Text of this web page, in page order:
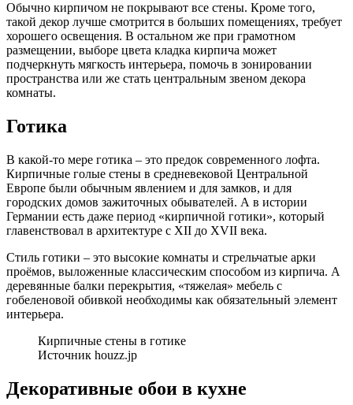
Обычно кирпичом не покрывают все стены. Кроме того,
такой декор лучше смотрится в больших помещениях, требует
хорошего освещения. В остальном же при грамотном
размещении, выборе цвета кладка кирпича может
подчеркнуть мягкость интерьера, помочь в зонировании
пространства или же стать центральным звеном декора
комнаты.
Готика
В какой-то мере готика – это предок современного лофта.
Кирпичные голые стены в средневековой Центральной
Европе были обычным явлением и для замков, и для
городских домов зажиточных обывателей. А в истории
Германии есть даже период «кирпичной готики», который
главенствовал в архитектуре с XII до XVII века.
Стиль готики – это высокие комнаты и стрельчатые арки
проёмов, выложенные классическим способом из кирпича. А
деревянные балки перекрытия, «тяжелая» мебель с
гобеленовой обивкой необходимы как обязательный элемент
интерьера.
Кирпичные стены в готике
Источник houzz.jp
Декоративные обои в кухне